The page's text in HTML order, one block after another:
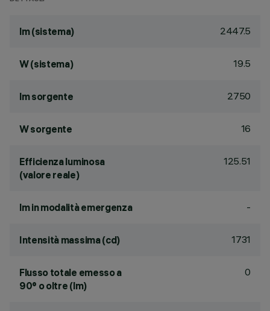
lm (sistema) 2447.5
W (sistema) 19.5
lm sorgente 2750
W sorgente 16
Efficienza luminosa
(valore reale)
125.51
lm in modalità emergenza -
Intensità massima (cd) 1731
Flusso totale emesso a
90° o oltre (lm)
0